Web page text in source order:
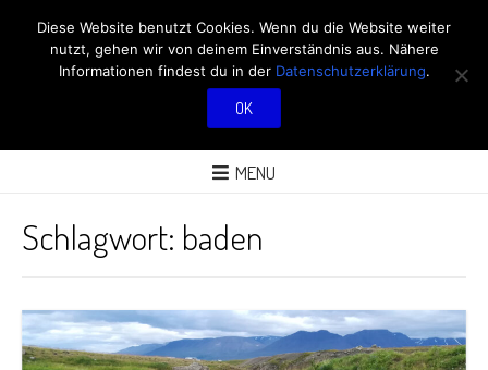
RÖBÜS OUTDOOR
BLOG
MENU
Schlagwort: baden
Diese Website benutzt Cookies. Wenn du die Website weiter
nutzt, gehen wir von deinem Einverständnis aus. Nähere
Informationen findest du in der Datenschutzerklärung.
OK